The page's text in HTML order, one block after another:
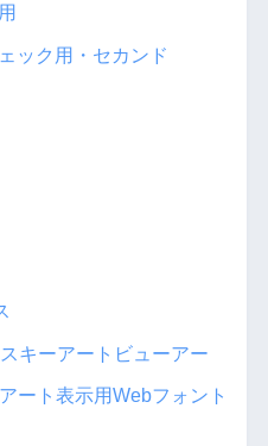
ック用・セカンド
キーアートビューアー
ート表示用Webフォント